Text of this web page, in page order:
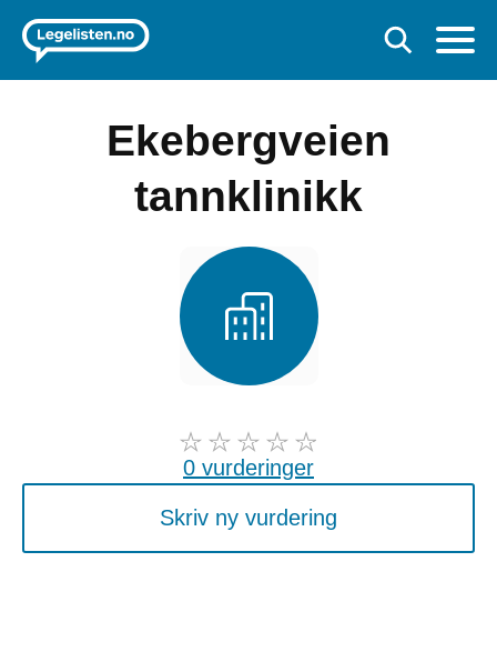
Ekebergveien
tannklinikk
0 vurderinger
Skriv ny vurdering